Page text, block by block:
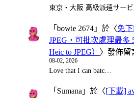
東京・大阪 高級派遣サー
「 bowie 2674 」於〈免
JPEG，可批次處理最多
Heic to JPEG） 〉發佈留
08-02, 2026
Love that I can batc…
「 Sumana 」於〈[下載]